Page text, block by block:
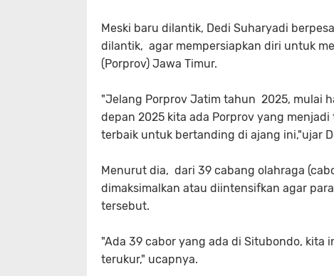
Meski baru dilantik, Dedi Suharyadi
dilantik, agar mempersiapkan diri untuk
(Porprov) Jawa Timur.
"Jelang Porprov Jatim tahun 2025, mulai
depan 2025 kita ada Porprov yang
terbaik untuk bertanding di ajang ini,"ujar
Menurut dia, dari 39 cabang olahraga
dimaksimalkan atau diintensifkan agar
tersebut.
"Ada 39 cabor yang ada di Situbondo,
terukur," ucapnya.